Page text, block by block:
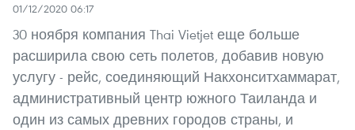
01/12/2020 06:17
30 ноября компания Thai Vietjet еще больше
расширила свою сеть полетов, добавив новую
услугу - рейс, соединяющий Накхонситхаммарат,
административный центр южного Таиланда и
один из самых древних городов страны, и